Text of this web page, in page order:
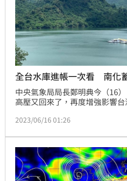
全台水庫進帳一次看 南化
中央氣象局局長鄭明典今（16
高壓又回來了，再度增強影響
如何呢？《三立新聞網》就整理
2023/06/16 01:26